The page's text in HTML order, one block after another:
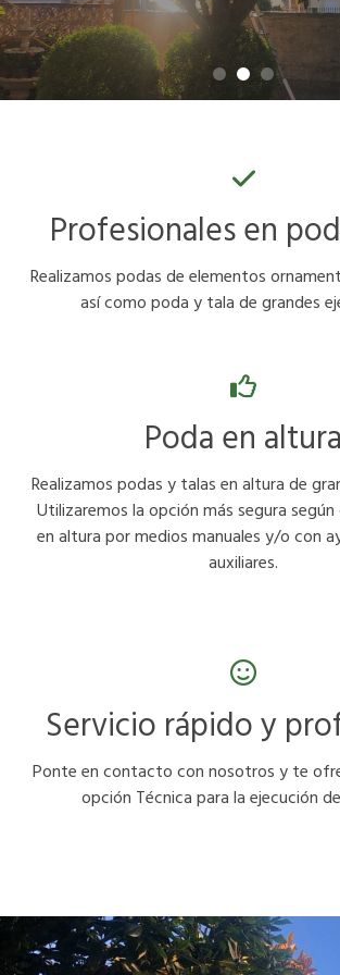
Profesionales en
Realizamos podas de elementos
así como poda y tala de grandes
Poda en altura
Realizamos podas y talas en altura de
Utilizaremos la opción más segura
en altura por medios manuales y/o con
auxiliares.
Servicio rápido y
Ponte en contacto con nosotros y te
opción Técnica para la ejecución